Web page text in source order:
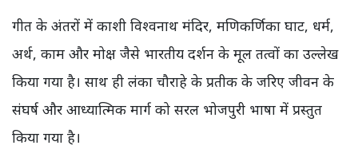
गीत के अंतरों में काशी विश्वनाथ मंदिर, मणिकर्णिका घाट, धर्म,
अर्थ, काम और मोक्ष जैसे भारतीय दर्शन के मूल तत्वों का उल्लेख
किया गया है। साथ ही लंका चौराहे के प्रतीक के जरिए जीवन के
संघर्ष और आध्यात्मिक मार्ग को सरल भोजपुरी भाषा में प्रस्तुत
किया गया है।